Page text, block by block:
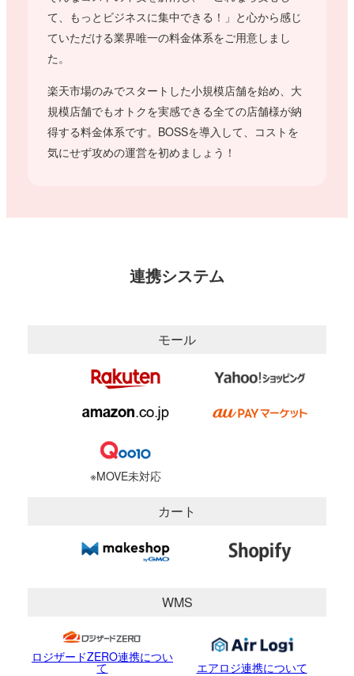
て、もっとビジネスに集中できる！」と心から感じ
ていただける業界唯一の料金体系をご用意しまし
た。
楽天市場のみでスタートした小規模店舗を始め、大
規模店舗でもオトクを実感できる全ての店舗様が納
得する料金体系です。BOSSを導入して、コストを
気にせず攻めの運営を初めましょう！
連携システム
モール
※MOVE未対応
カート
WMS
ロジザードZERO連携につい
て エアロジ連携について